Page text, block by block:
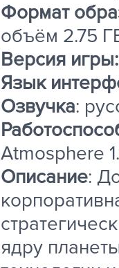
Формат
объём 2.75
Версия
Язык
Озвучка:
Atmosphere
Описание:
ядру